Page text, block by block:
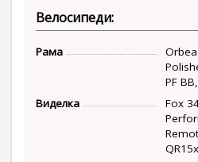
Велосипеди:
Рама
PF
Виделка
Fox